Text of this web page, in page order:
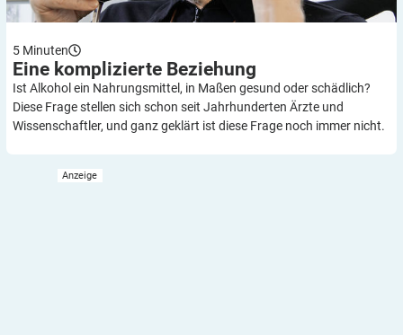
5 Minuten
Eine komplizierte Beziehung
Ist Alkohol ein Nahrungsmittel, in Maßen gesund oder schädlich?
Diese Frage stellen sich schon seit Jahrhunderten Ärzte und
Wissenschaftler, und ganz geklärt ist diese Frage noch immer nicht.